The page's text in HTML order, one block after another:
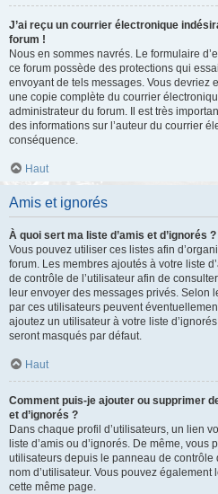
J’ai reçu un courrier électronique
forum !
Nous en sommes navrés. Le formulaire
ce forum possède des protections qui
envoyant de tels messages. Vous devriez
une copie complète du courrier
administrateur du forum. Il est très
des informations sur l’auteur du courrier
conséquence.
Haut
Amis et ignorés
À quoi sert ma liste d’amis et d’ignorés ?
Vous pouvez utiliser ces listes afin
forum. Les membres ajoutés à votre liste
de contrôle de l’utilisateur afin de
leur envoyer des messages privés. Selon
par ces utilisateurs peuvent
ajoutez un utilisateur à votre liste
seront masqués par défaut.
Haut
Comment puis-je ajouter ou supprimer
et d’ignorés ?
Dans chaque profil d’utilisateurs, un lien
liste d’amis ou d’ignorés. De même,
utilisateurs depuis le panneau de contrôle
nom d’utilisateur. Vous pouvez
cette même page.